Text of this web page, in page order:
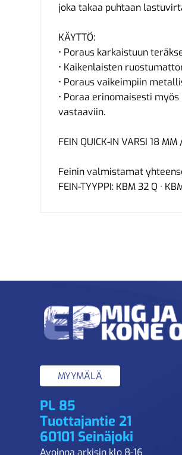
joka takaa puhtaan
KÄYTTÖ:
• Poraus karkaistuun
• Kaikenlaisten
• Poraus vaikeimpiin
• Poraa erinomaisesti
vastaaviin.
FEIN QUICK-IN VARSI 18
Feinin valmistamat
FEIN-TYYPPI: KBM 32 Q ·
MYYMÄLÄ
PL 85
Tuottajantie 21
60101 Seinäjoki